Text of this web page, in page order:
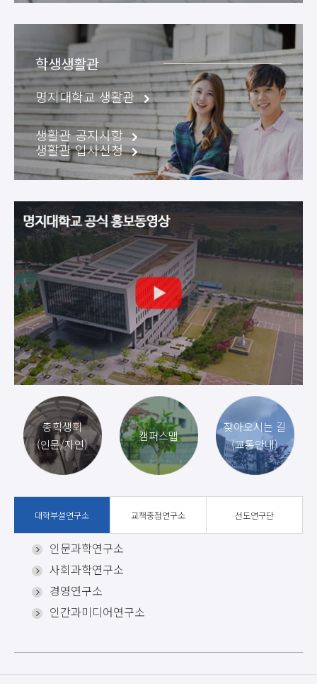
학생생활관
명지대학교 생활관
생활관 공지사항
생활관 입사신청
총학생회
(인문/자연)
캠퍼스맵
찾아오시는 길
(교통안내)
대학부설연구소
인문과학연구소
사회과학연구소
경영연구소
인간과미디어연구소
평생교육연구소
자연과학연구소
교책중점연구소 선도연구단